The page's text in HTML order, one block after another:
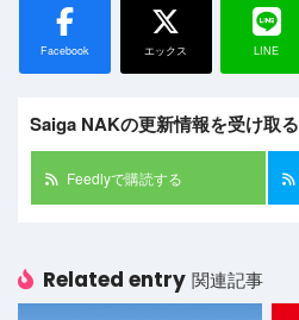
Facebook エックス LINE
Saiga NAKの更新情報を受け取る
Feedlyで購読する
Related entry 関連記事